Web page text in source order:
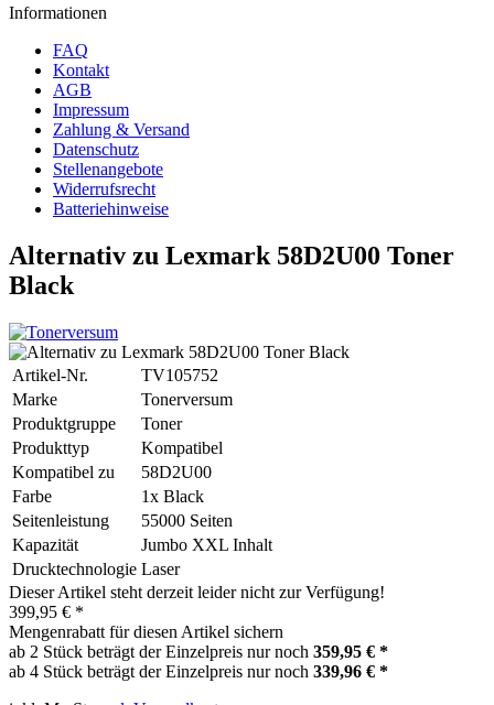
Informationen
FAQ
Kontakt
AGB
Impressum
Zahlung & Versand
Datenschutz
Stellenangebote
Widerrufsrecht
Batteriehinweise
Alternativ zu Lexmark 58D2U00 Toner
Black
Artikel-Nr.
TV105752
Marke
Tonerversum
Produktgruppe
Toner
Produkttyp
Kompatibel
Kompatibel zu
58D2U00
Farbe
1x Black
Seitenleistung
55000 Seiten
Kapazität
Jumbo XXL Inhalt
Drucktechnologie Laser
Dieser Artikel steht derzeit leider nicht zur Verfügung!
399,95 € *
Mengenrabatt für diesen Artikel sichern
ab 2 Stück beträgt der Einzelpreis nur noch 359,95 € *
ab 4 Stück beträgt der Einzelpreis nur noch 339,96 € *